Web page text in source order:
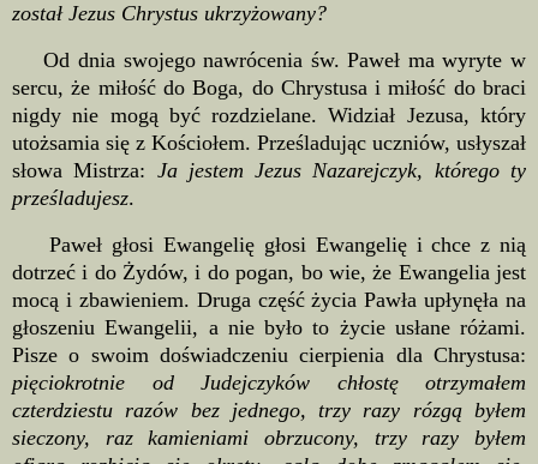
został Jezus Chrystus ukrzyżowany?
Od dnia swojego nawrócenia św. Paweł ma wyryte w
sercu, że miłość do Boga, do Chrystusa i miłość do braci
nigdy nie mogą być rozdzielane. Widział Jezusa, który
utożsamia się z Kościołem. Prześladując uczniów, usłyszał
słowa Mistrza: Ja jestem Jezus Nazarejczyk, którego ty
prześladujesz.
Paweł głosi Ewangelię głosi Ewangelię i chce z nią
dotrzeć i do Żydów, i do pogan, bo wie, że Ewangelia jest
mocą i zbawieniem. Druga część życia Pawła upłynęła na
głoszeniu Ewangelii, a nie było to życie usłane różami.
Pisze o swoim doświadczeniu cierpienia dla Chrystusa:
pięciokrotnie od Judejczyków chłostę otrzymałem
czterdziestu razów bez jednego, trzy razy rózgą byłem
sieczony, raz kamieniami obrzucony, trzy razy byłem